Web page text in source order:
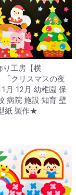
工房【横
「クリスマスの夜
月 12月 幼稚園 保
病院 施設 知育 壁
紙 製作★